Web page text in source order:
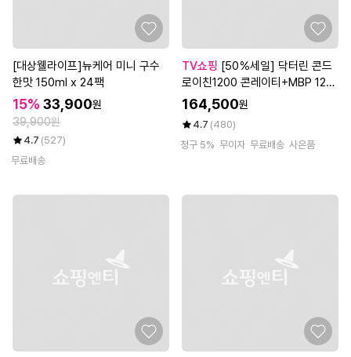
[대상웰라이프]뉴케어 미니 구수
한맛 150ml x 24팩
15% 33,900원
39,900원
4.7 (527)
무료배송
TV쇼핑
로이친1200 콘레이티+MBP 12개
월분 + 비타민K2 2박스
164,500원
4.7 (480)
청구 5% 무이자 무료배송 사은품